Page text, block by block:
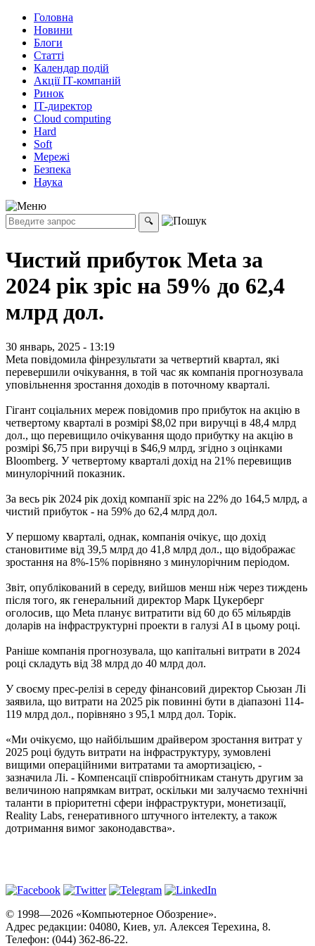
Головна
Новини
Блоги
Статті
Календар подій
Акції ІТ-компаній
Ринок
ІТ-директор
Cloud computing
Hard
Soft
Мережі
Безпека
Наука
Чистий прибуток Meta за
2024 рік зріс на 59% до 62,4
млрд дол.
30 январь, 2025 - 13:19
Meta повідомила фінрезультати за четвертий квартал, які
перевершили очікування, в той час як компанія прогнозувала
уповільнення зростання доходів в поточному кварталі.
Гігант соціальних мереж повідомив про прибуток на акцію в
четвертому кварталі в розмірі $8,02 при виручці в 48,4 млрд
дол., що перевищило очікування щодо прибутку на акцію в
розмірі $6,75 при виручці в $46,9 млрд, згідно з оцінками
Bloomberg. У четвертому кварталі дохід на 21% перевищив
минулорічний показник.
За весь рік 2024 рік дохід компанії зріс на 22% до 164,5 млрд, а
чистий прибуток - на 59% до 62,4 млрд дол.
У першому кварталі, однак, компанія очікує, що дохід
становитиме від 39,5 млрд до 41,8 млрд дол., що відображає
зростання на 8%-15% порівняно з минулорічним періодом.
Звіт, опублікований в середу, вийшов менш ніж через тиждень
після того, як генеральний директор Марк Цукерберг
оголосив, що Meta планує витратити від 60 до 65 мільярдів
доларів на інфраструктурні проекти в галузі АІ в цьому році.
Раніше компанія прогнозувала, що капітальні витрати в 2024
році складуть від 38 млрд до 40 млрд дол.
У своєму прес-релізі в середу фінансовий директор Сьюзан Лі
заявила, що витрати на 2025 рік повинні бути в діапазоні 114-
119 млрд дол., порівняно з 95,1 млрд дол. Торік.
«Ми очікуємо, що найбільшим драйвером зростання витрат у
2025 році будуть витрати на інфраструктуру, зумовлені
вищими операційними витратами та амортизацією, -
зазначила Лі. - Компенсації співробітникам стануть другим за
величиною напрямкам витрат, оскільки ми залучаємо технічні
таланти в пріоритетні сфери інфраструктури, монетизації,
Reality Labs, генеративного штучного інтелекту, а також
дотримання вимог законодавства».
© 1998—2026 «Компьютерное Обозрение».
Адрес редакции: 04080, Киев, ул. Алексея Терехина, 8.
Телефон: (044) 362-86-22.